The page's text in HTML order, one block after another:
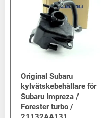
Original Subaru
kylvätskebehållare för
Subaru Impreza /
Forester turbo /